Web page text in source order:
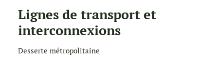
Lignes de transport et
interconnexions
Desserte métropolitaine